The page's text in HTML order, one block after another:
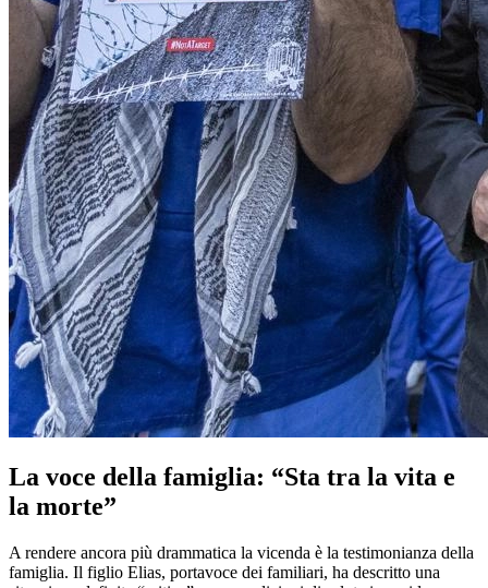
La voce della famiglia: “Sta tra la vita e
la morte”
A rendere ancora più drammatica la vicenda è la testimonianza della
famiglia. Il figlio Elias, portavoce dei familiari, ha descritto una